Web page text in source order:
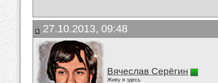
27.10.2013, 09:48
Вячеслав Серёгин
Живу я здесь